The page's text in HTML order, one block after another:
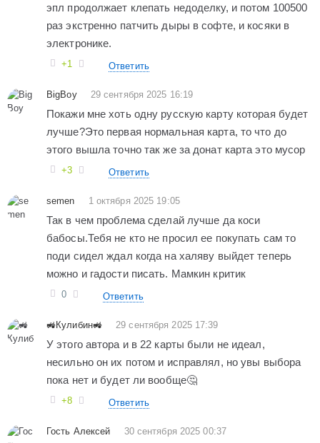
эпл продолжает клепать недоделку, и потом 100500
раз экстренно патчить дыры в софте, и косяки в
электронике.
+1 Ответить
BigBoy 29 сентября 2025 16:19
Покажи мне хоть одну русскую карту которая будет
лучше?Это первая нормальная карта, то что до
этого вышла точно так же за донат карта это мусор
+3 Ответить
semen 1 октября 2025 19:05
Так в чем проблема сделай лучше да коси
бабосы.Тебя не кто не просил ее покупать сам то
поди сидел ждал когда на халяву выйдет теперь
можно и гадости писать. Мамкин критик
0 Ответить
🚜Кулибин🚜 29 сентября 2025 17:39
У этого автора и в 22 карты были не идеал,
несильно он их потом и исправлял, но увы выбора
пока нет и будет ли вообще🤔
+8 Ответить
Гость Алексей 30 сентября 2025 00:37